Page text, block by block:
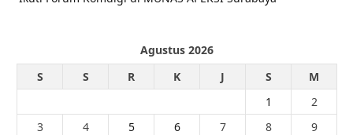
Agustus 2026
S
S R K J S
M
1
2
3
4 5 6 7 8
9